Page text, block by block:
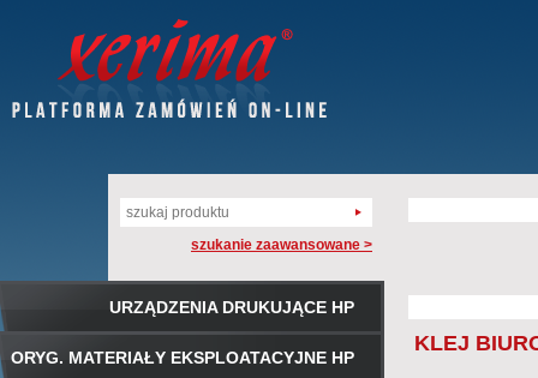
szukanie zaawansowane >
URZĄDZENIA DRUKUJĄCE HP
ORYG. MATERIAŁY EKSPLOATACYJNE HP
KLEJ